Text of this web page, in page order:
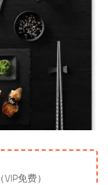
（VIP免费）